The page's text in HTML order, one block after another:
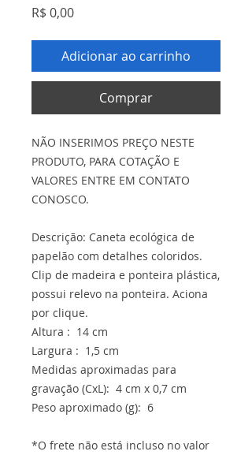
R$ 0,00Preço
Adicionar ao carrinho
Comprar
NÃO INSERIMOS PREÇO NESTE
PRODUTO, PARA COTAÇÃO E
VALORES ENTRE EM CONTATO
CONOSCO.
Descrição: Caneta ecológica de
papelão com detalhes coloridos.
Clip de madeira e ponteira plástica,
possui relevo na ponteira. Aciona
por clique.
Altura : 14 cm
Largura : 1,5 cm
Medidas aproximadas para
gravação (CxL): 4 cm x 0,7 cm
Peso aproximado (g): 6
*O frete não está incluso no valor